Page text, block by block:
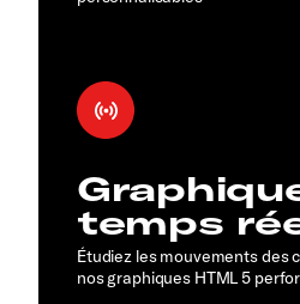
temps
Étudiez les mouvements des
nos graphiques HTML 5